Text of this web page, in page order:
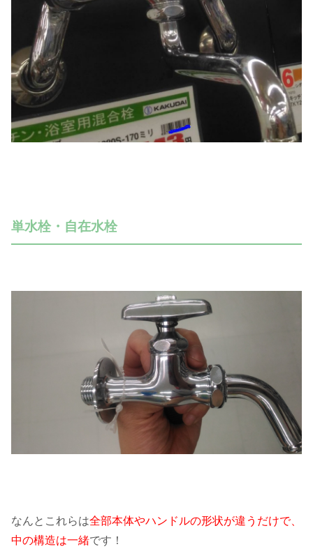
単水栓・自在水栓
なんとこれらは全部本体やハンドルの形状が違うだけで、
中の構造は一緒です！